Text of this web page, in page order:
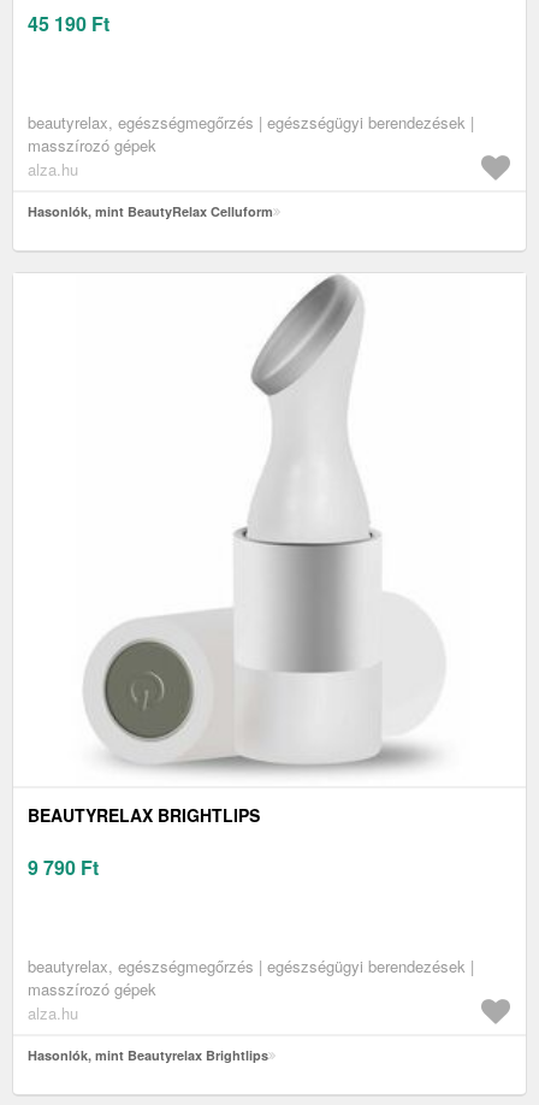
45 190 Ft
beautyrelax, egészségmegőrzés | egészségügyi berendezések |
masszírozó gépek
alza.hu
Hasonlók, mint BeautyRelax Celluform
BEAUTYRELAX BRIGHTLIPS
9 790 Ft
beautyrelax, egészségmegőrzés | egészségügyi berendezések |
masszírozó gépek
alza.hu
Hasonlók, mint Beautyrelax Brightlips